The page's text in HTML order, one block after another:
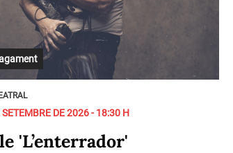
SETEMBRE DE 2026 - 18:30 H
'L’enterrador'